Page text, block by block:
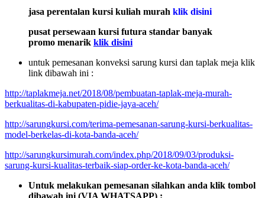
jasa perentalan kursi kuliah murah klik disini
pusat persewaan kursi futura standar banyak
promo menarik klik disini
untuk pemesanan konveksi sarung kursi dan taplak meja klik
link dibawah ini :
http://taplakmeja.net/2018/08/pembuatan-taplak-meja-murah-
berkualitas-di-kabupaten-pidie-jaya-aceh/
http://sarungkursi.com/terima-pemesanan-sarung-kursi-berkualitas-
model-berkelas-di-kota-banda-aceh/
http://sarungkursimurah.com/index.php/2018/09/03/produksi-
sarung-kursi-kualitas-terbaik-siap-order-ke-kota-banda-aceh/
Untuk melakukan pemesanan silahkan anda klik tombol
dibawah ini (VIA WHATSAPP) :